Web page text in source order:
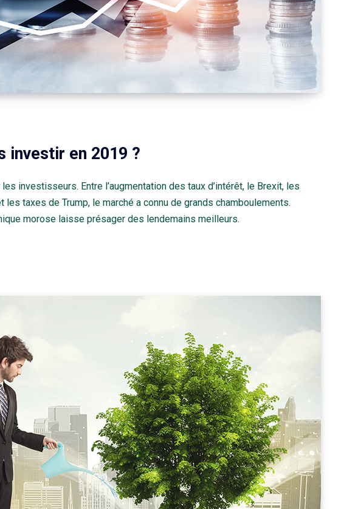
investir en 2019 ?
investisseurs. Entre l’augmentation des taux d’intérêt, le Brexit, les
taxes de Trump, le marché a connu de grands chamboulements.
morose laisse présager des lendemains meilleurs.